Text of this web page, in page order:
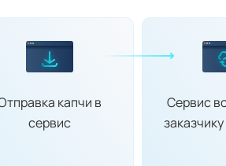
капчи в
сервис
Сервис